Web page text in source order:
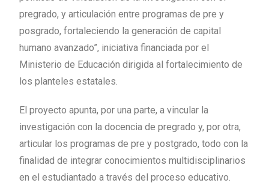
pregrado, y articulación entre programas de pre y
posgrado, fortaleciendo la generación de capital
humano avanzado”, iniciativa financiada por el
Ministerio de Educación dirigida al fortalecimiento de
los planteles estatales.
El proyecto apunta, por una parte, a vincular la
investigación con la docencia de pregrado y, por otra,
articular los programas de pre y postgrado, todo con la
finalidad de integrar conocimientos multidisciplinarios
en el estudiantado a través del proceso educativo.